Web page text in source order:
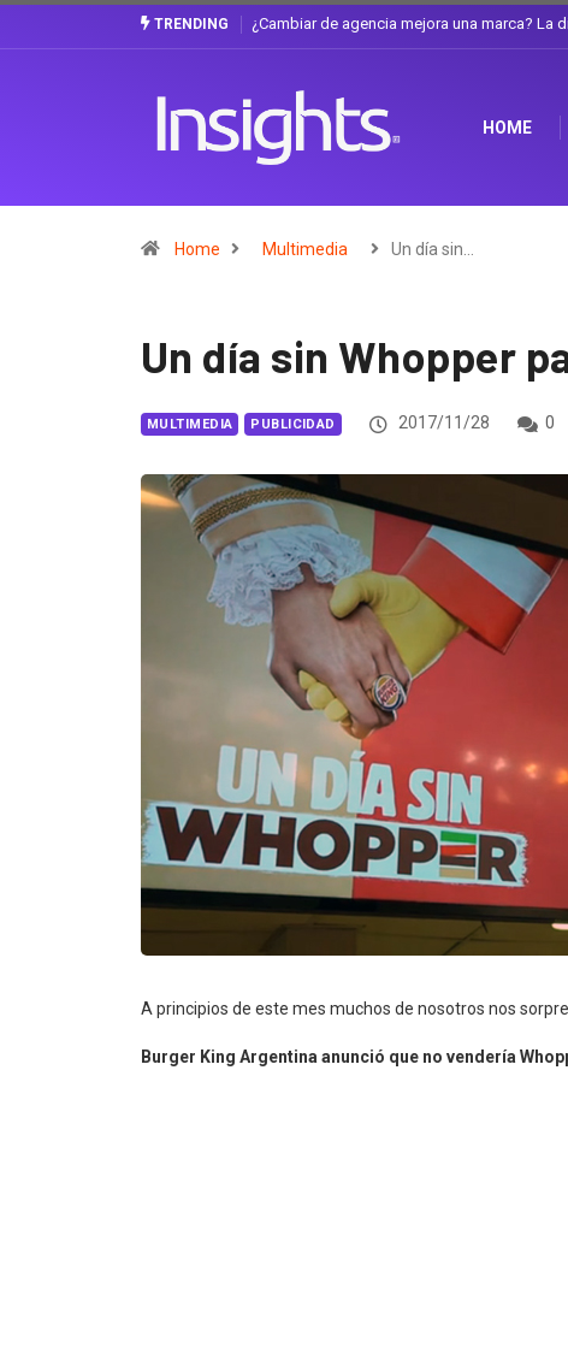
TRENDING Gabriela Herrera y el arte de cambiarse el
HOME
Home Multimedia Un día sin…
Un día sin Whopper
MULTIMEDIA PUBLICIDAD 2017/11/28 0
A principios de este mes muchos de nosotros nos
Burger King Argentinaanunció que no vendería